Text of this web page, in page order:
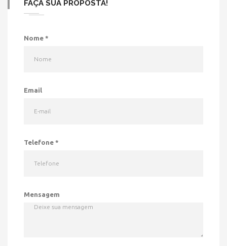
FAÇA SUA PROPOSTA!
Nome *
Email
Telefone *
Mensagem